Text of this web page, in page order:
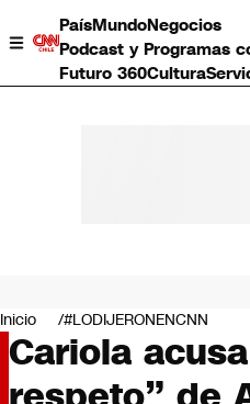
PaísMundoNegocios
Podcast y Programas
Futuro 360Cultura
Negocios
Deportes
Programas completos
Cultura
Inicio #LODIJERONENCNN
Cariola